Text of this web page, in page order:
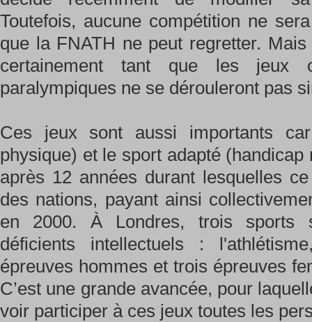
Toutefois, aucune compétition ne
que la FNATH ne peut regretter.
certainement tant que les jeux
paralympiques ne se dérouleront pas
Ces jeux sont aussi importants
physique) et le sport adapté
après 12 années durant lesquelles
des nations, payant ainsi
en 2000. À Londres, trois sports
déficients intellectuels :
épreuves hommes et trois épreuves
C’est une grande avancée, pour
voir participer à ces jeux toutes les